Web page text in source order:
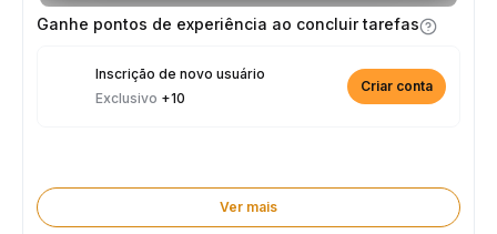
prêmio de 2.500 USDT toda semana.
Ganhe pontos de experiência ao concluir tarefas
Inscrição de novo usuário
Exclusivo +10
Criar conta
Ver mais